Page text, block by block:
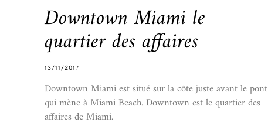
Downtown Miami le
quartier des affaires
13/11/2017
Downtown Miami est situé sur la côte juste avant le pont
qui mène à Miami Beach. Downtown est le quartier des
affaires de Miami.